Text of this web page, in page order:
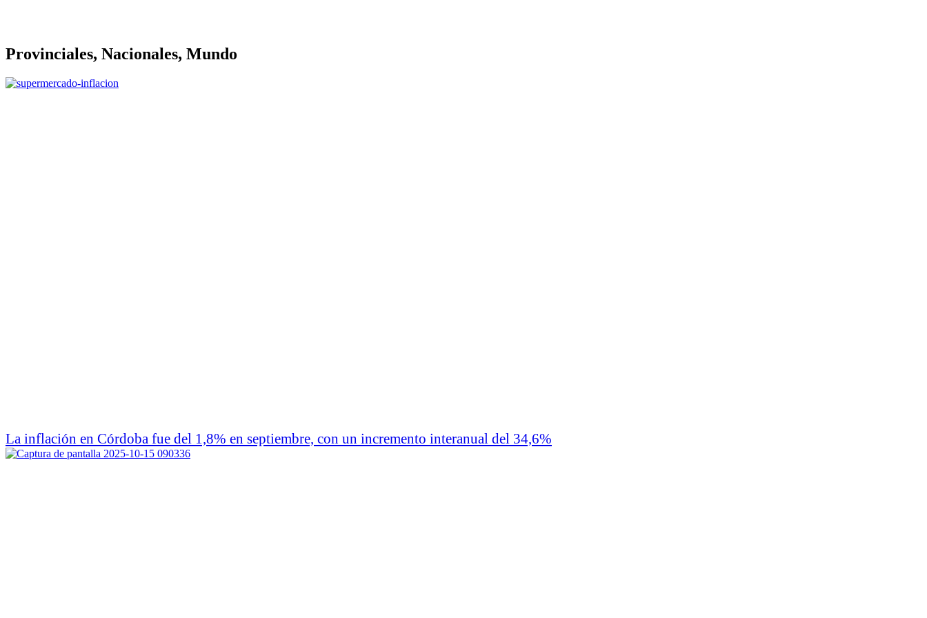
Provinciales, Nacionales, Mundo
La inflación en Córdoba fue del 1,8% en septiembre, con un incremento interanual del 34,6%